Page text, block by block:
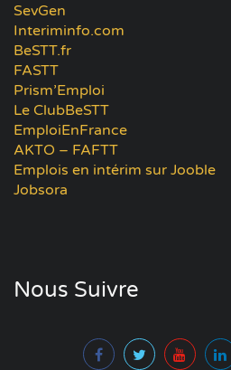
SevGen
Interiminfo.com
BeSTT.fr
FASTT
Prism’Emploi
Le ClubBeSTT
EmploiEnFrance
AKTO – FAFTT
Emplois en intérim sur Jooble
Jobsora
Nous Suivre